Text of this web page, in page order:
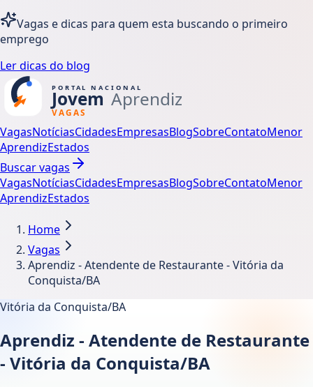
Vagas e dicas para quem esta buscando o primeiro
emprego
Ler dicas do blog
VagasNotíciasCidadesEmpresasBlogSobreContatoMenor
AprendizEstados
Buscar vagas
VagasNotíciasCidadesEmpresasBlogSobreContatoMenor
AprendizEstados
Home
Vagas
Aprendiz - Atendente de Restaurante - Vitória da
Conquista/BA
Vitória da Conquista/BA
Aprendiz - Atendente de Restaurante
- Vitória da Conquista/BA